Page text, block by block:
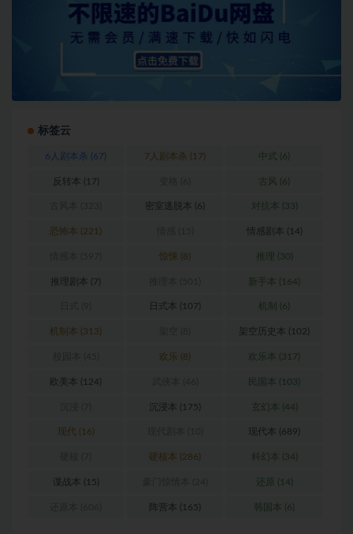
标签云
6人剧本杀 (67) 7人剧本杀 (17) 中式 (6)
反转本 (17) 古风 (6)
密室逃脱本 (6) 对抗本 (33)
恐怖本 (221) 情感剧本 (14)
惊悚 (8) 推理 (30)
推理剧本 (7) 新手本 (164)
日式本 (107) 机制 (6)
机制本 (313) 架空历史本 (102)
欢乐 (8) 欢乐本 (317)
欧美本 (124) 民国本 (103)
沉浸本 (175) 玄幻本 (44)
现代 (16) 现代本 (689)
硬核本 (286) 科幻本 (34)
谍战本 (15) 还原 (14)
阵营本 (165) 韩国本 (6)